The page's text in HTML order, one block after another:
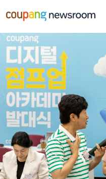
건너뛰기
메인
포스트